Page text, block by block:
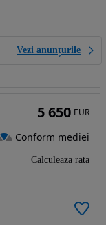
Vezi anunțurile
5 650 EUR
Conform mediei
Calculeaza rata